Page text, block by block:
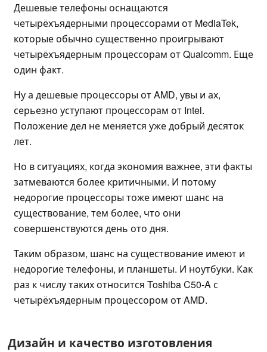
Дешевые телефоны оснащаются
четырёхъядерными процессорами от MediaTek,
которые обычно существенно проигрывают
четырёхъядерным процессорам от Qualcomm. Еще
один факт.
Ну а дешевые процессоры от AMD, увы и ах,
серьезно уступают процессорам от Intel.
Положение дел не меняется уже добрый десяток
лет.
Но в ситуациях, когда экономия важнее, эти факты
затмеваются более критичными. И потому
недорогие процессоры тоже имеют шанс на
существование, тем более, что они
совершенствуются день ото дня.
Таким образом, шанс на существование имеют и
недорогие телефоны, и планшеты. И ноутбуки. Как
раз к числу таких относится Toshiba C50-A с
четырёхъядерным процессором от AMD.
Дизайн и качество изготовления